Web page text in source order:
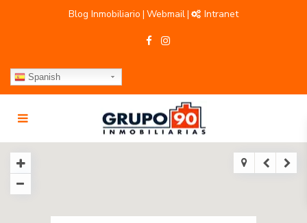
Blog Inmobiliario | Webmail| Intranet
Spanish